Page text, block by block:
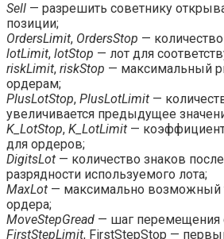
Sell — разрешить советнику
позиции;
OrdersLimit, OrdersStop —
lotLimit, lotStop — лот для
riskLimit, riskStop — максимальный
ордерам;
PlusLotStop, PlusLotLimit —
увеличивается предыдущее
K_LotStop, K_LotLimit —
для ордеров;
DigitsLot — количество знаков
разрядности используемого лота;
MaxLot — максимально возможный
ордера;
MoveStepGread — шаг перемещения
FirstStepLimit, FirstStepStop —